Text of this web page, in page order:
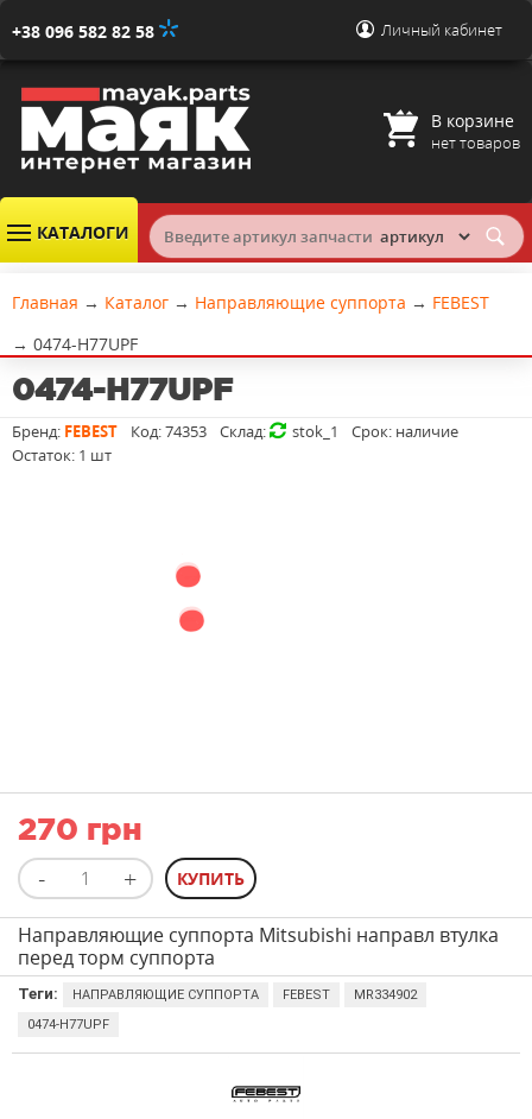
+38 096 582 82 58 Личный кабинет
В корзине
нет товаров
КАТАЛОГИ
Главная → Каталог → Направляющие суппорта → FEBEST
→ 0474-H77UPF
0474-H77UPF
Бренд: FEBEST Код:74353 Склад: stok_1 Срок: наличие
Остаток: 1 шт
270 грн
Направляющие суппорта Mitsubishi направл втулка
перед торм суппорта
Теги: НАПРАВЛЯЮЩИЕ СУППОРТА FEBEST
MR334902
0474-H77UPF